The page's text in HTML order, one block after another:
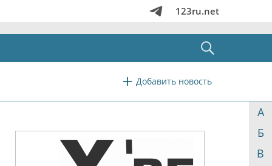
123ru.net
Добавить новость
А
Б
В